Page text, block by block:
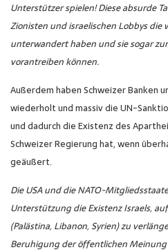
Unterstützer spielen! Diese absurde
Zionisten und israelischen Lobbys die
unterwandert haben und sie sogar
vorantreiben können.
Außerdem haben Schweizer Banken
wiederholt und massiv die UN-
und dadurch die Existenz des
Schweizer Regierung hat, wenn
geäußert.
Die USA und die NATO-
Unterstützung die Existenz Israels,
(Palästina, Libanon, Syrien) zu
Beruhigung der öffentlichen